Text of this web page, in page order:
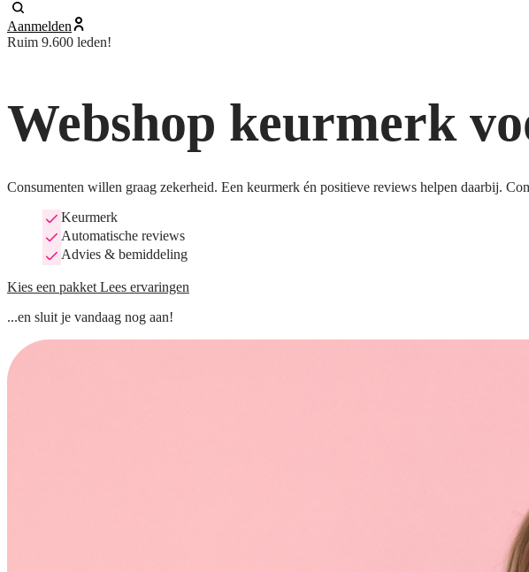
Aanmelden
Ruim 9.600 leden!
Webshop keurmerk
Consumenten willen graag zekerheid. Een keurmerk én positieve reviews helpen daarbij.
Keurmerk
Automatische reviews
Advies & bemiddeling
Kies een pakket Lees ervaringen
...en sluit je vandaag nog aan!